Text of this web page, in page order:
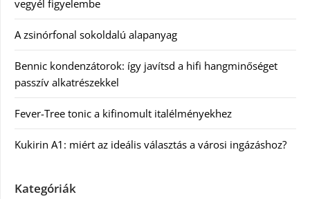
vegyél figyelembe
A zsinórfonal sokoldalú alapanyag
Bennic kondenzátorok: így javítsd a hifi hangminőséget
passzív alkatrészekkel
Fever-Tree tonic a kifinomult italélményekhez
Kukirin A1: miért az ideális választás a városi ingázáshoz?
Kategóriák